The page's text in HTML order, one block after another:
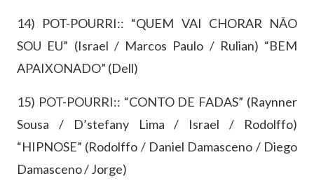
14) POT-POURRI:: “QUEM VAI CHORAR NÃO
SOU EU” (Israel / Marcos Paulo / Rulian) “BEM
APAIXONADO” (Dell)
15) POT-POURRI:: “CONTO DE FADAS” (Raynner
Sousa / D’stefany Lima / Israel / Rodolffo)
“HIPNOSE” (Rodolffo / Daniel Damasceno / Diego
Damasceno / Jorge)